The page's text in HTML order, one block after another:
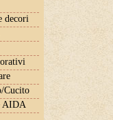
decori
Cucito
AIDA